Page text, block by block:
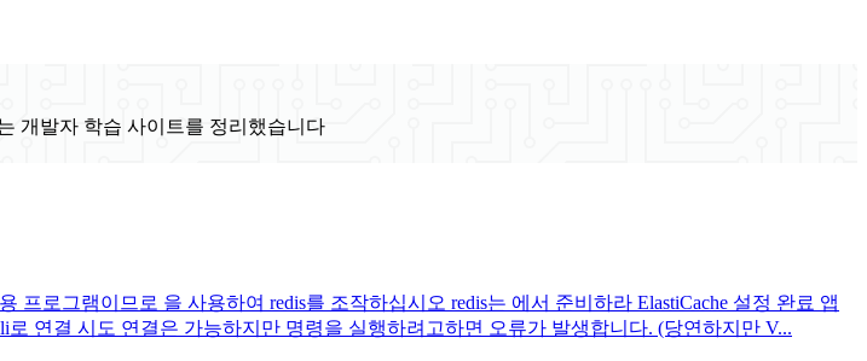
개발자 학습 사이트를 정리했습니다
로그램이므로 을 사용하여 redis를 조작하십시오 redis는 에서 준비하라 ElastiCache 설정 완료 앱
연결 시도 연결은 가능하지만 명령을 실행하려고하면 오류가 발생합니다. (당연하지만 V...